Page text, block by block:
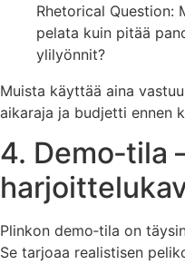
Rhetorical Question:
pelata kuin pitää
ylilyönnit?
Muista käyttää aina
aikaraja ja budjetti ennen
4. Demo‑tila
Plinkon demo‑tila on
Se tarjoaa realistisen